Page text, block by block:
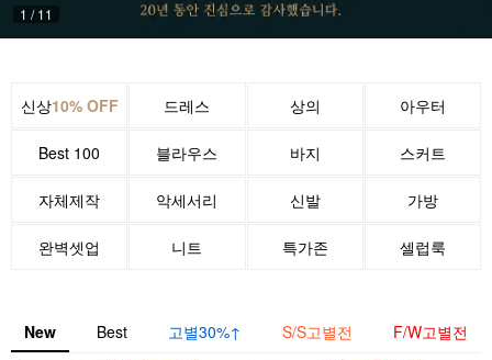
1 /11
신상10% OFF 드레스 상의 아우터
Best 100 블라우스 바지 스커트
자체제작 악세서리 신발 가방
완벽셋업 니트 특가존 셀럽룩
New Best 고별30%↑ S/S고별전 F/W고별전